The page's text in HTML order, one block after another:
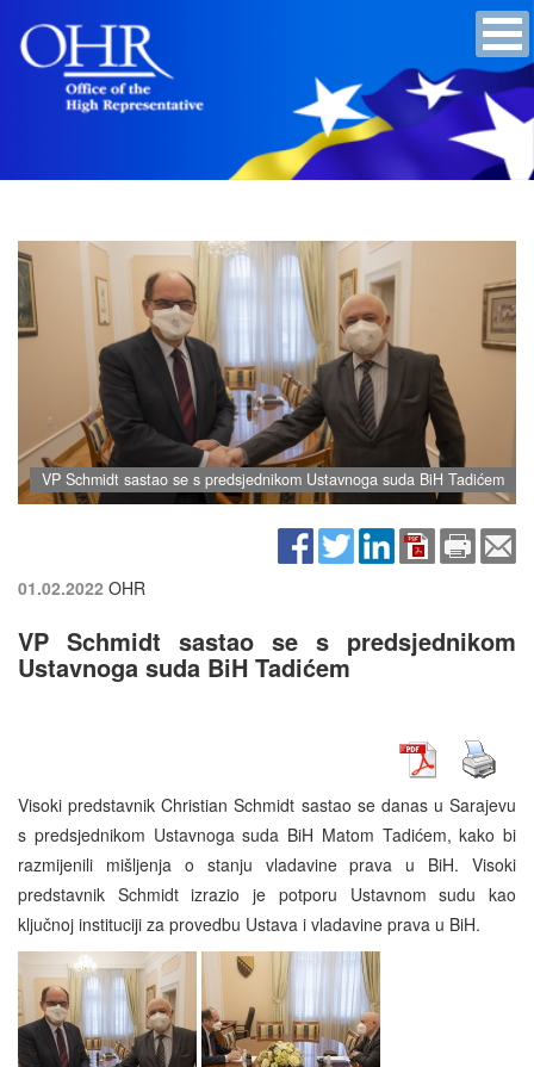
VP Schmidt sastao se s predsjednikom Ustavnoga suda BiH Tadićem
01.02.2022 OHR
VP Schmidt sastao se s predsjednikom
Ustavnoga suda BiH Tadićem
Visoki predstavnik Christian Schmidt sastao se danas u Sarajevu
s predsjednikom Ustavnoga suda BiH Matom Tadićem, kako bi
razmijenili mišljenja o stanju vladavine prava u BiH. Visoki
predstavnik Schmidt izrazio je potporu Ustavnom sudu kao
ključnoj instituciji za provedbu Ustava i vladavine prava u BiH.